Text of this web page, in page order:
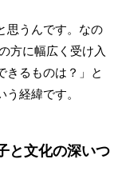
思うんです。なの
方に幅広く受け入
きるものは？」と
経緯です。
と文化の深いつ